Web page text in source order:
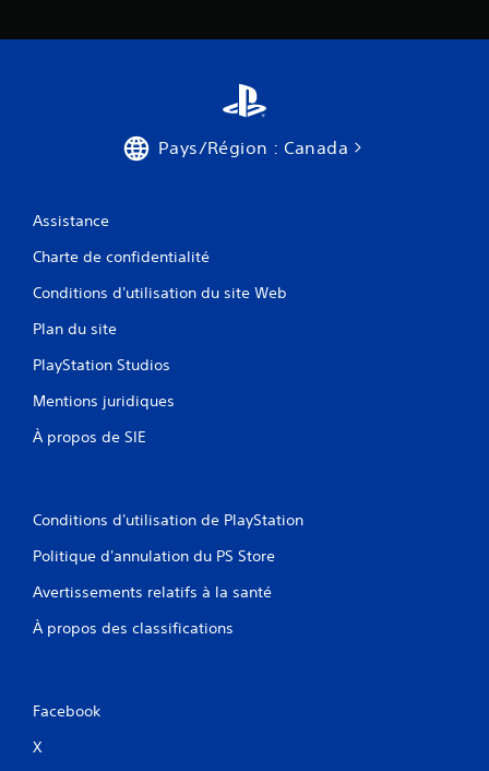
Pays/Région : Canada
Assistance
Charte de confidentialité
Conditions d'utilisation du site Web
Plan du site
PlayStation Studios
Mentions juridiques
À propos de SIE
Conditions d'utilisation de PlayStation
Politique d'annulation du PS Store
Avertissements relatifs à la santé
À propos des classifications
Facebook
X